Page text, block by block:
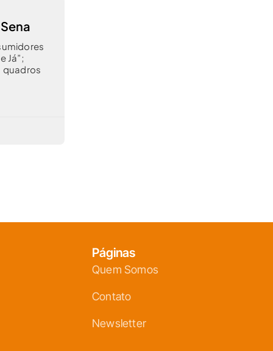
Já”;
quadros
Páginas
Quem Somos
Contato
Newsletter